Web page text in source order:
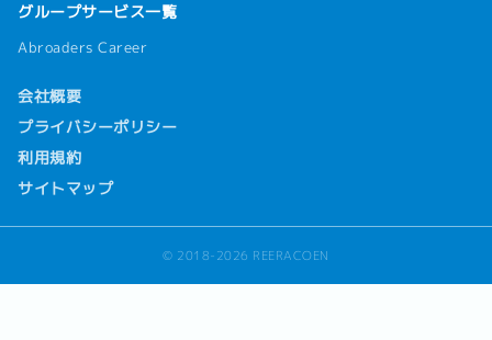
グループサービス一覧
Abroaders Career
会社概要
プライバシーポリシー
利用規約
サイトマップ
© 2018-2026 REERACOEN